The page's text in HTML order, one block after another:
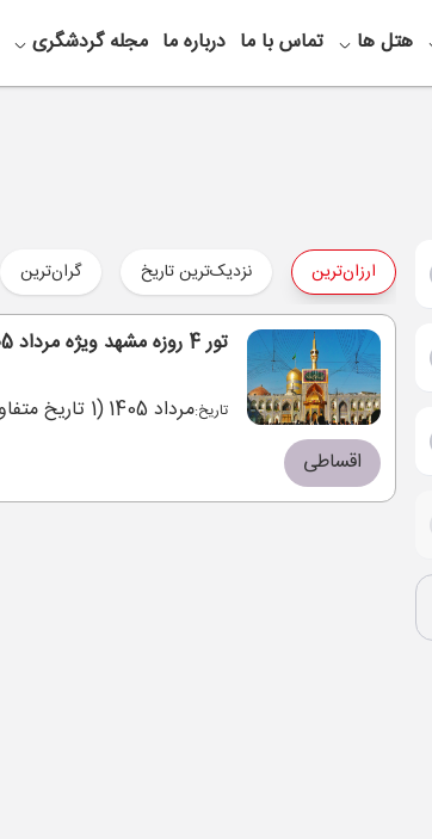
هتل ها تماس با ما درباره ما مجله گردشگری
ارزان‌ترین نزدیک‌ترین تاریخ گران‌ترین
تور 4 روزه مشهد ویژه مرداد 1405
تاریخ:مرداد 1405 (1 تاریخ متفاوت)
اقساطی